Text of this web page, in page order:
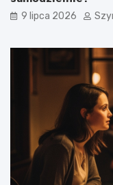
9 lipca 2026